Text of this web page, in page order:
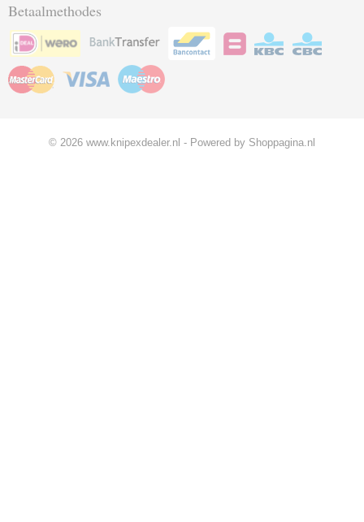
Betaalmethodes
© 2026 www.knipexdealer.nl - Powered by Shoppagina.nl